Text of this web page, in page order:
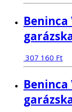
307 160 Ft
Beninca